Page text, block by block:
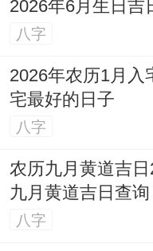
2026年6月生日吉
八字
2026年农历1月入
宅最好的日子
八字
农历九月黄道吉
九月黄道吉日查询
八字